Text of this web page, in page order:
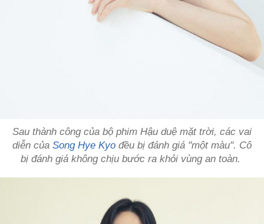
Sau thành công của bộ phim Hậu duệ mặt trời, các vai
diễn của Song Hye Kyo đều bị đánh giá "một màu". Cô
bị đánh giá không chịu bước ra khỏi vùng an toàn.